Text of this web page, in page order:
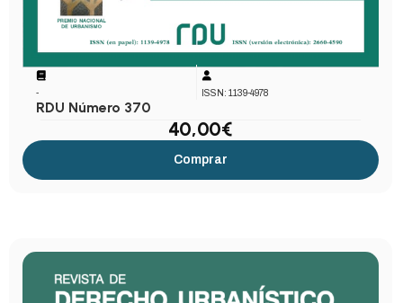
- ISSN: 1139-4978
RDU Número 370
40,00€
Comprar